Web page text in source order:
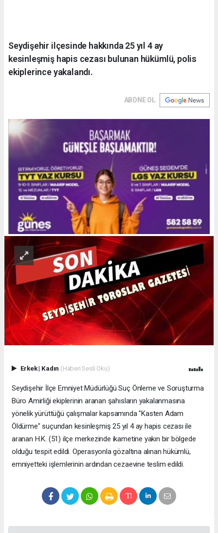
Seydişehir ilçesinde hakkında 25 yıl 4 ay
kesinleşmiş hapis cezası bulunan hükümlü, polis
ekiplerince yakalandı.
ABONE OL
Erkek| Kadın (Haberi Sesli Oku)
Seydişehir İlçe Emniyet Müdürlüğü Suç Önleme ve Soruşturma
Büro Amirliği ekiplerinin aranan şahısların yakalanmasına
yönelik yürüttüğü çalışmalar kapsamında "Kasten Adam
Öldürme" suçundan kesinleşmiş 25 yıl 4 ay hapis cezası ile
aranan H.K. (51) ilçe merkezinde ikametine yakın bir bölgede
olduğu tespit edildi. Operasyonla gözaltına alınan hükümlü,
emniyetteki işlemlerinin ardından cezaevine teslim edildi.